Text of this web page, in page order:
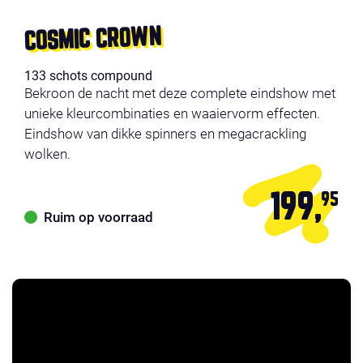
COSMIC CROWN
133 schots compound
Bekroon de nacht met deze complete eindshow met
unieke kleurcombinaties en waaiervorm effecten.
Eindshow van dikke spinners en megacrackling
wolken.
Ruim op voorraad 199,95